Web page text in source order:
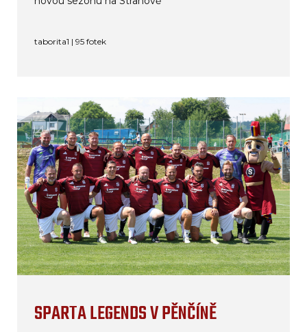
taborita1 | 95 fotek
SPARTA LEGENDS V PĚNČÍNĚ